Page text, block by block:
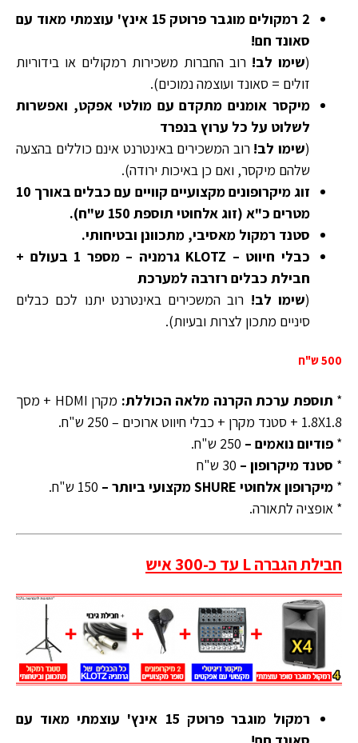
2 רמקולים מוגבר פרוטק 15 אינץ' עוצמתי מאוד עם
סאונד חם!
(שימו לב! רוב החברות משכירות רמקולים או בידוריות
זולים = סאונד ועוצמה נמוכים).
מיקסר אומנים מתקדם עם מולטי אפקט, ואפשרות
לשלוט על כל ערוץ בנפרד
(שימו לב! רוב המשכירים באינטרנט אינם כוללים בהצעה
שלהם מיקסר, ואם כן באיכות ירודה).
זוג מיקרופונים מקצועיים קוויים עם כבלים באורך 10
מטרים כ"א (זוג אלחוטי תוספת 150 ש"ח).
סטנד רמקול מאסיבי, מתכוונן ובטיחותי.
כבלי חיווט – KLOTZ גרמניה – מספר 1 בעולם +
חבילת כבלים רזרבה למערכת
(שימו לב! רוב המשכירים באינטרנט יתנו לכם כבלים
סיניים מתכון לצרות ובעיות).
500 ש"ח
* תוספת ערכת הקרנה מלאה הכוללת:
מקרן HDMI + מסך
1.8X1.8 + סטנד מקרן + כבלי חיווט ארוכים – 250 ש"ח.
* פודיום נואמים –
* סטנד מיקרופון –
* מיקרופון אלחוטי SHURE מקצועי ביותר –
* אופציה לתאורה.
חבילת הגברה L עד כ-300 איש
רמקול מוגבר פרוטק 15 אינץ' עוצמתי מאוד עם